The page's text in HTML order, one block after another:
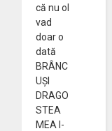
că nu ol
vad
doar o
dată
BRÂNC
UȘI
DRAGO
STEA
MEA l-